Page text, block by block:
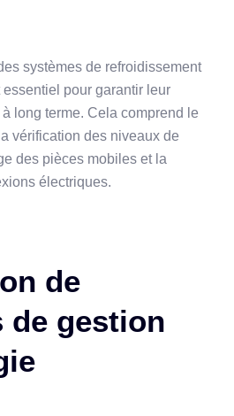
systèmes de refroidissement
pour garantir leur
long terme. Cela comprend le
vérification des niveaux de
des pièces mobiles et la
électriques.
de
de gestion